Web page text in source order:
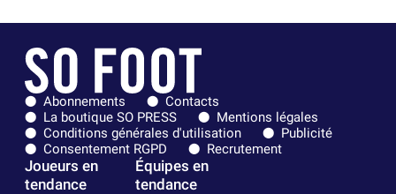
Abonnements
Contacts
La boutique SO PRESS
Mentions légales
Conditions générales d'utilisation
Publicité
Consentement RGPD
Recrutement
Joueurs en
tendance
Équipes en
tendance